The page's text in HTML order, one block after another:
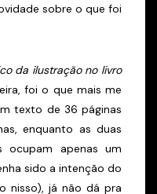
sobre o que foi
da ilustração no livro
foi o que mais me
texto de 36 páginas
enquanto as duas
ocupam apenas um
sido a intenção do
nisso), já não dá pra